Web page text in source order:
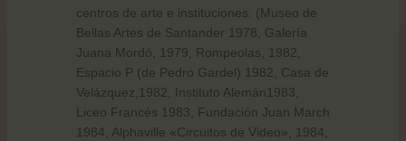
centros de arte e instituciones: (Museo de
Bellas Artes de Santander 1978, Galería
Juana Mordó, 1979, Rompeolas, 1982,
Espacio P (de Pedro Gardel) 1982, Casa de
Velázquez,1982, Instituto Alemán1983,
Liceo Francés 1983, Fundación Juan March
1984, Alphaville «Circuitos de Video», 1984,